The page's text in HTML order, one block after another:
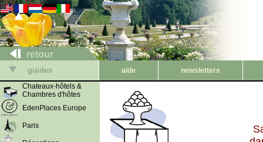
retour
guides aide
newsletters
Chateaux-hôtels &
Chambres d'hôtes
EdenPlaces Europe
Paris